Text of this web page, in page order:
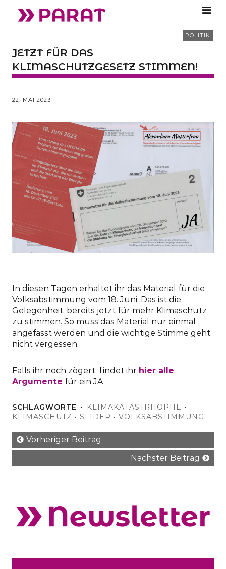
POLITIK
JETZT FÜR DAS
KLIMASCHUTZGESETZ STIMMEN!
22. MAI 2023
In diesen Tagen erhaltet ihr das Material für die
Volksabstimmung vom 18. Juni. Das ist die
Gelegenheit, bereits jetzt für mehr Klimaschutz
zu stimmen. So muss das Material nur einmal
angefasst werden und die wichtige Stimme geht
nicht vergessen.
Falls ihr noch zögert, findet ihr hier alle
Argumente für ein JA.
SCHLAGWORTE KLIMAKATASTRHOPHE •
KLIMASCHUTZ • SLIDER • VOLKSABSTIMMUNG
Vorheriger Beitrag
Nächster Beitrag